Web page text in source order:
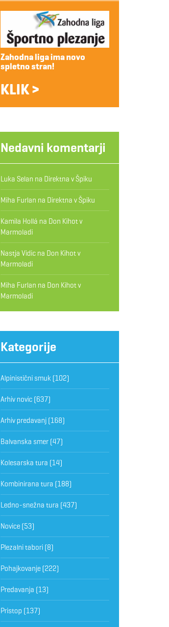
Zahodna liga ima novo
spletno stran!
KLIK >
Nedavni komentarji
Luka Selan na Direktna v Špiku
Miha Furlan na Direktna v Špiku
Kamila Hollá na Don Kihot v
Marmoladi
Nastja Vidicna Don Kihot v
Marmoladi
Miha Furlan na Don Kihot v
Marmoladi
Kategorije
Alpinistični smuk(102)
Arhiv novic(637)
Arhiv predavanj(168)
Balvanska smer(47)
Kolesarska tura (14)
Kombinirana tura (188)
Ledno-snežna tura (437)
Novice(53)
Plezalni tabori(8)
Pohajkovanje(222)
Predavanja (13)
Pristop (137)